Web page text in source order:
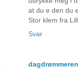
at du e den du
Stor klem fra
Svar
dagdrømmeren